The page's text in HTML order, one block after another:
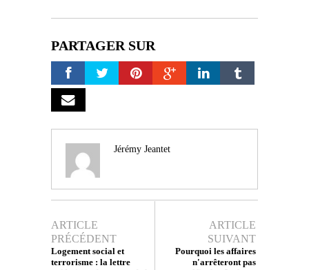
PARTAGER SUR
Jérémy Jeantet
ARTICLE
PRÉCÉDENT
Logement social et
terrorisme : la lettre
ARTICLE
SUIVANT
Pourquoi les affaires
n'arrêteront pas